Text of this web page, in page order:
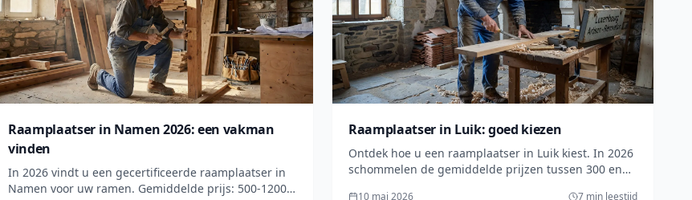
Raamplaatser in Namen 2026: een vakman
vinden
In 2026 vindt u een gecertificeerde raamplaatser in
Namen voor uw ramen. Gemiddelde prijs: 500-1200€
Raamplaatser in Luik: goed kiezen
Ontdek hoe u een raamplaatser in Luik kiest. In 2026
schommelen de gemiddelde prijzen tussen 300 en
10 mai 2026 7 min leestijd